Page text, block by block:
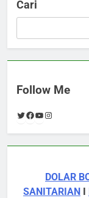
Cari
Follow Me
Twitter
Facebook
YouTube
DOLAR
SANITARIAN I